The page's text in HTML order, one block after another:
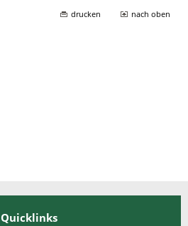
drucken nach oben
Quicklinks